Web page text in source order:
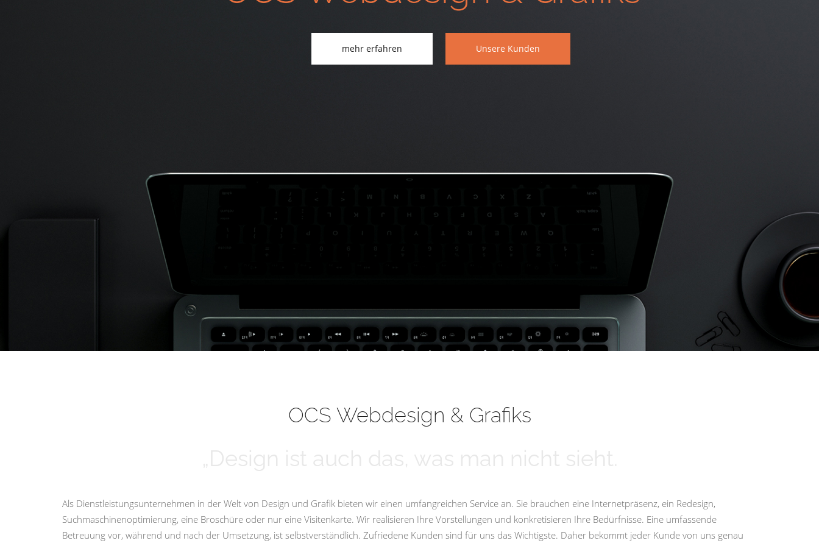
mehr erfahren Unsere Kunden
OCS Webdesign & Grafiks
Als Dienstleistungsunternehmen in der Welt von Design und Grafik bieten wir einen umfangreichen Service an. Sie brauchen eine Internetpräsenz, ein Redesign,
Suchmaschinenoptimierung, eine Broschüre oder nur eine Visitenkarte. Wir realisieren Ihre Vorstellungen und konkretisieren Ihre Bedürfnisse. Eine umfassende
Betreuung vor, während und nach der Umsetzung, ist selbstverständlich. Zufriedene Kunden sind für uns das Wichtigste. Daher bekommt jeder Kunde von uns genau